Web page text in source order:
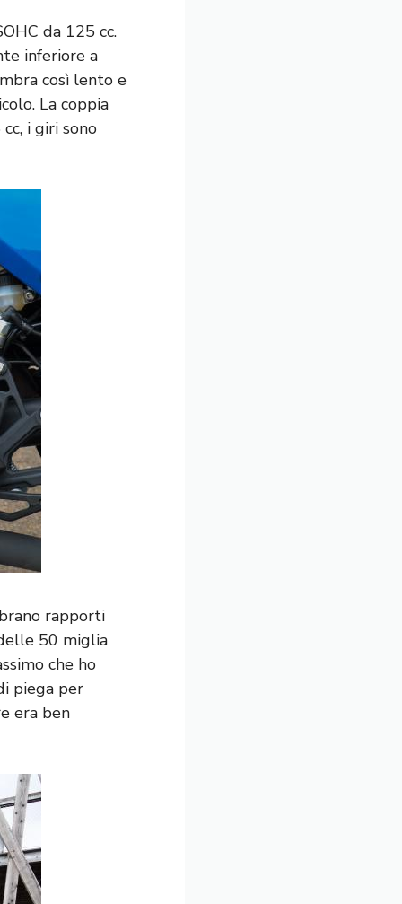
da 125 cc.
inferiore a
così lento e
La coppia
i giri sono
rapporti
50 miglia
che ho
piega per
era ben